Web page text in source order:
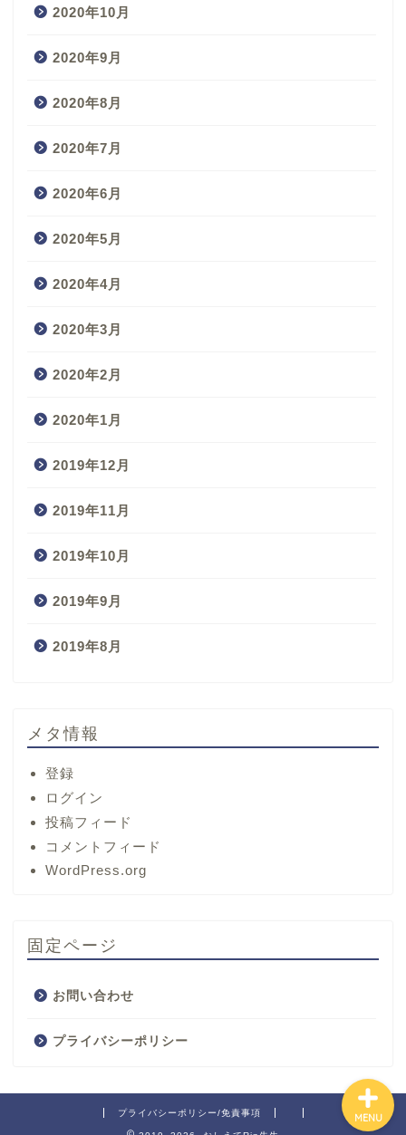
2020年10月
2020年9月
2020年8月
2020年7月
2020年6月
2020年5月
2020年4月
2020年3月
2020年2月
2020年1月
2019年12月
2019年11月
2019年10月
2019年9月
2019年8月
メタ情報
登録
ログイン
投稿フィード
コメントフィード
WordPress.org
固定ページ
お問い合わせ
プライバシーポリシー
プライバシーポリシー/免責事項 MENU
プロフィール